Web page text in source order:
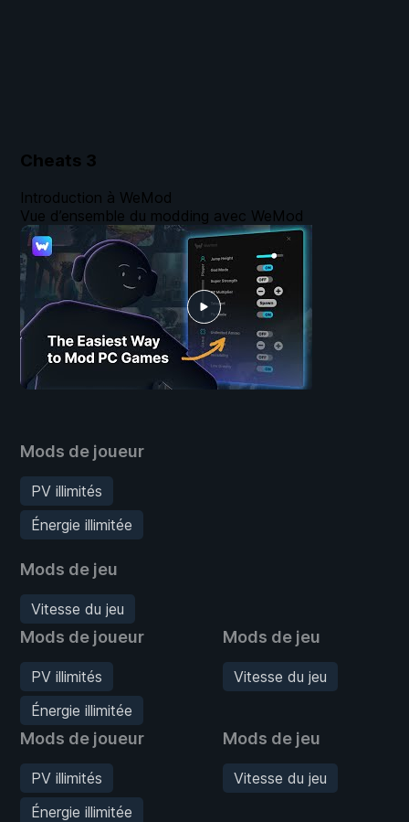
Cheats 3
Mods de joueur
PV illimités
Énergie illimitée
Mods de jeu
Vitesse du jeu
Mods de joueur
PV illimités
Énergie illimitée
Mods de jeu
Vitesse du jeu
Mods de joueur
PV illimités
Énergie illimitée
Mods de jeu
Vitesse du jeu
Introduction à WeMod
Vue d’ensemble du modding avec WeMod